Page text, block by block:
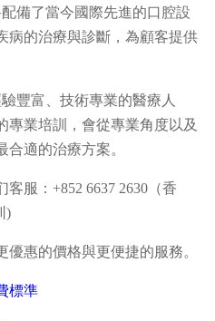
備了當今國際先進的口腔設
病的治療與診斷，為顧客提供
豐富、技術專業的醫療人
專業培訓，會從專業角度以及
適的治療方案。
服：+852 6637 2630（香
)
惠的價格與更便捷的服務。
標準